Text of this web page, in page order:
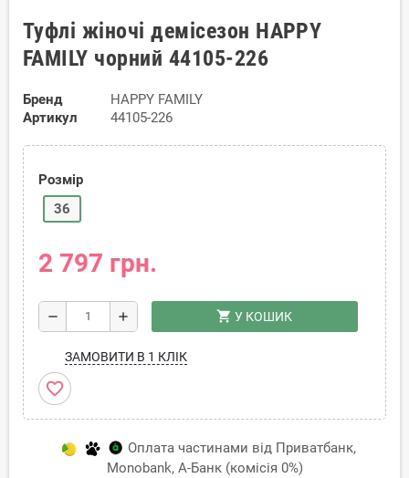
Туфлі жіночі демісезон HAPPY
FAMILY чорний 44105-226
Бренд
HAPPY FAMILY
Артикул
44105-226
Розмір
36
2 797 грн.
remove add shopping_cart У КОШИК
ЗАМОВИТИ В 1 КЛІК
favorite_border
Оплата частинами від Приватбанк,
Monobank, А-Банк (комісія 0%)